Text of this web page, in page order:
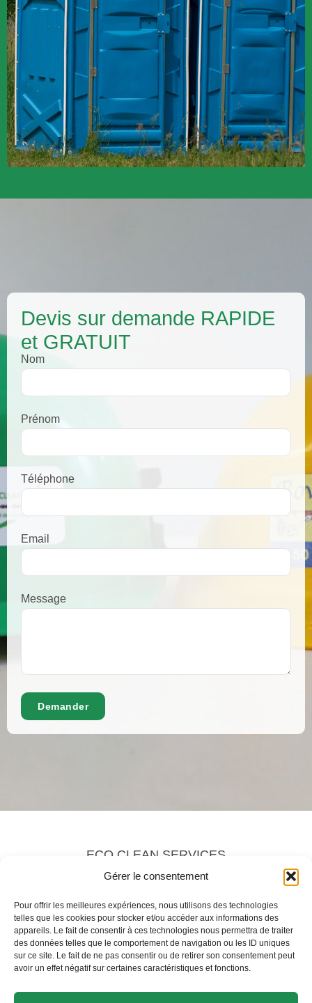
Gérer le consentement
Pour offrir les meilleures expériences, nous utilisons des technologies
telles que les cookies pour stocker et/ou accéder aux informations des
appareils. Le fait de consentir à ces technologies nous permettra de traiter
des données telles que le comportement de navigation ou les ID uniques
sur ce site. Le fait de ne pas consentir ou de retirer son consentement peut
avoir un effet négatif sur certaines caractéristiques et fonctions.
Devis sur demande ​RAPIDE
et GRATUIT
Nom
Prénom
Téléphone
Email
Message
Demander
ECO CLEAN SERVICES
38 chemin des Fontaines
04 50 80 16 77